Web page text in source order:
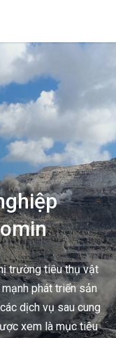
trường tiêu thụ vật
phát triển sản
dịch vụ sau cung
xem là mục tiêu